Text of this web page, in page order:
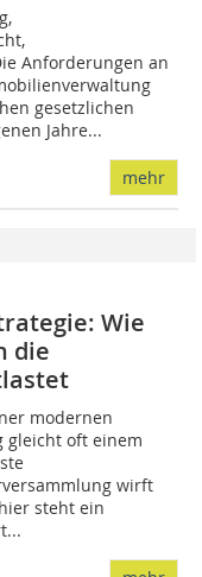
Anforderungen an
gesetzlichen
Jahre...
mehr
Wie
die
modernen
gleicht oft einem
wirft
steht ein